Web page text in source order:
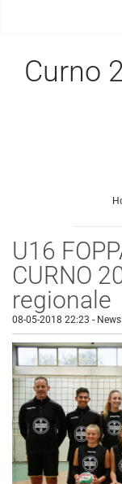
Curno
U16
CURNO
regionale
08-05-2018 22:23 -